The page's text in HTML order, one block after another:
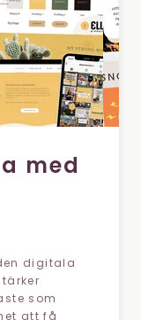
med
digitala
som
att få